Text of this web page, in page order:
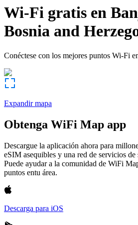
Wi-Fi gratis en
Bosnia and
Conéctese con los mejores puntos Wi-Fi
Expandir mapa
Obtenga WiFi Map app
Descargue la aplicación ahora para
eSIM asequibles y una red de servicios
Puede ayudar a la comunidad de WiFi
puntos entu área.
Descarga para iOS